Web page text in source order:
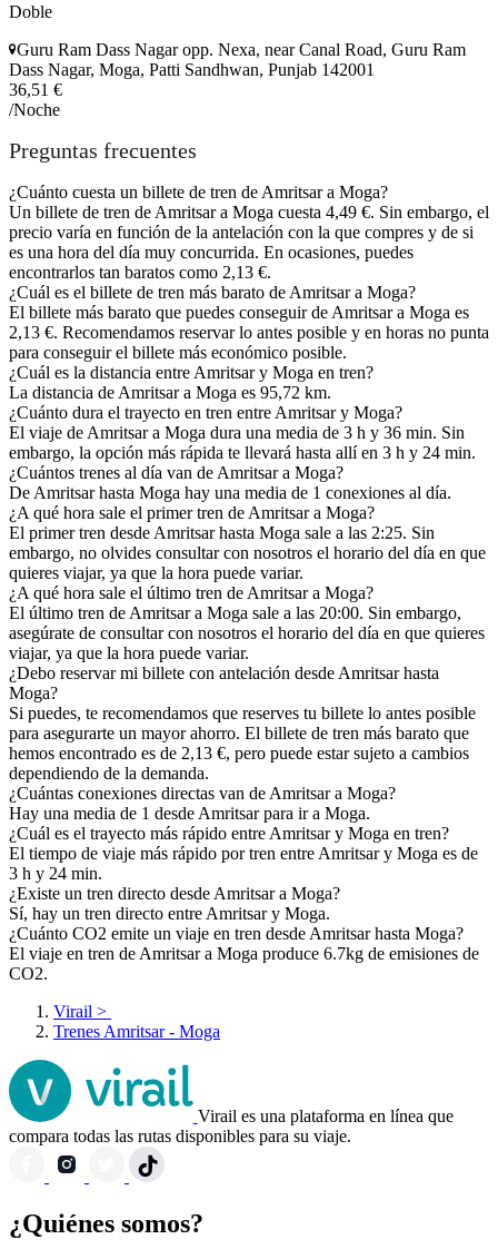
Doble
Guru Ram Dass Nagar opp. Nexa, near Canal Road, Guru Ram
Dass Nagar, Moga, Patti Sandhwan, Punjab 142001
36,51 €
/Noche
Preguntas frecuentes
¿Cuánto cuesta un billete de tren de Amritsar a Moga?
Un billete de tren de Amritsar a Moga cuesta 4,49 €. Sin embargo, el
precio varía en función de la antelación con la que compres y de si
es una hora del día muy concurrida. En ocasiones, puedes
encontrarlos tan baratos como 2,13 €.
¿Cuál es el billete de tren más barato de Amritsar a Moga?
El billete más barato que puedes conseguir de Amritsar a Moga es
2,13 €. Recomendamos reservar lo antes posible y en horas no punta
para conseguir el billete más económico posible.
¿Cuál es la distancia entre Amritsar y Moga en tren?
La distancia de Amritsar a Moga es 95,72 km.
¿Cuánto dura el trayecto en tren entre Amritsar y Moga?
El viaje de Amritsar a Moga dura una media de 3 h y 36 min. Sin
embargo, la opción más rápida te llevará hasta allí en 3 h y 24 min.
¿Cuántos trenes al día van de Amritsar a Moga?
De Amritsar hasta Moga hay una media de 1 conexiones al día.
¿A qué hora sale el primer tren de Amritsar a Moga?
El primer tren desde Amritsar hasta Moga sale a las 2:25. Sin
embargo, no olvides consultar con nosotros el horario del día en que
quieres viajar, ya que la hora puede variar.
¿A qué hora sale el último tren de Amritsar a Moga?
El último tren de Amritsar a Moga sale a las 20:00. Sin embargo,
asegúrate de consultar con nosotros el horario del día en que quieres
viajar, ya que la hora puede variar.
¿Debo reservar mi billete con antelación desde Amritsar hasta
Moga?
Si puedes, te recomendamos que reserves tu billete lo antes posible
para asegurarte un mayor ahorro. El billete de tren más barato que
hemos encontrado es de 2,13 €, pero puede estar sujeto a cambios
dependiendo de la demanda.
¿Cuántas conexiones directas van de Amritsar a Moga?
Hay una media de 1 desde Amritsar para ir a Moga.
¿Cuál es el trayecto más rápido entre Amritsar y Moga en tren?
El tiempo de viaje más rápido por tren entre Amritsar y Moga es de
3 h y 24 min.
¿Existe un tren directo desde Amritsar a Moga?
Sí, hay un tren directo entre Amritsar y Moga.
¿Cuánto CO2 emite un viaje en tren desde Amritsar hasta Moga?
El viaje en tren de Amritsar a Moga produce 6.7kg de emisiones de
CO2.
Virail >
Trenes Amritsar - Moga
Virail es una plataforma en línea que
compara todas las rutas disponibles para su viaje.
¿Quiénes somos?